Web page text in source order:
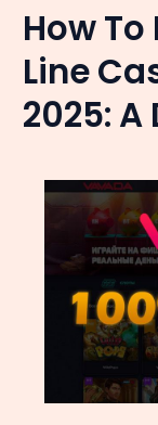
How
Line
2025: